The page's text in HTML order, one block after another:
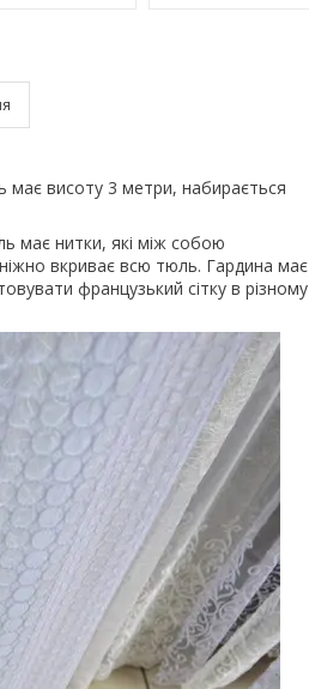
має висоту 3 метри, набирається
має нитки, які між собою
вкриває всю тюль. Гардина має
французький сітку в різному